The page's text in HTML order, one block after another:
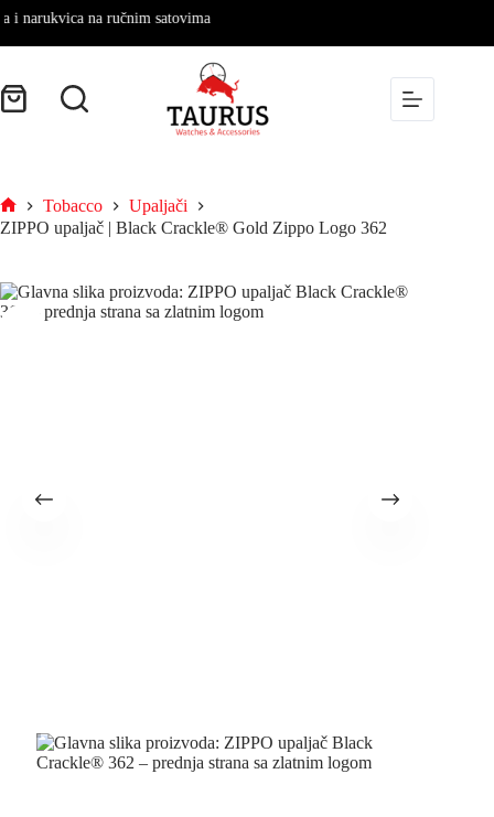
na ručnim satovima
Tobacco
Upaljači
ZIPPO upaljač | Black Crackle® Gold Zippo Logo 362